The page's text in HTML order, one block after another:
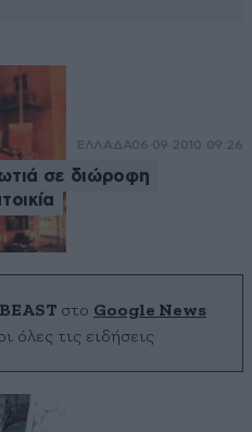
ΕΛΛΑΔΑ06·09·2010 09:26
σε διώροφη
στο Google News
όλες τις ειδήσεις